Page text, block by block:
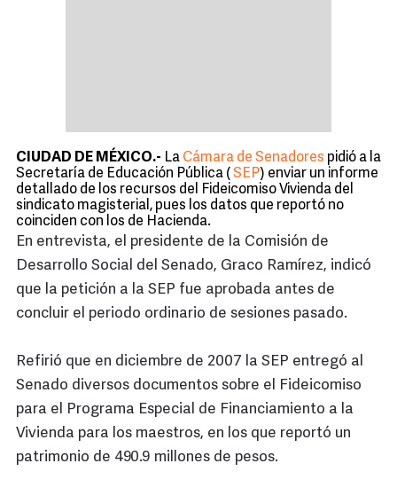
CIUDAD DE MÉXICO.- La Cámara de Senadores pidió a la
Secretaría de Educación Pública ( SEP) enviar un informe
detallado de los recursos del Fideicomiso Vivienda del
sindicato magisterial, pues los datos que reportó no
coinciden con los de Hacienda.
En entrevista, el presidente de la Comisión de
Desarrollo Social del Senado, Graco Ramírez, indicó
que la petición a la SEP fue aprobada antes de
concluir el periodo ordinario de sesiones pasado.
Refirió que en diciembre de 2007 la SEP entregó al
Senado diversos documentos sobre el Fideicomiso
para el Programa Especial de Financiamiento a la
Vivienda para los maestros, en los que reportó un
patrimonio de 490.9 millones de pesos.